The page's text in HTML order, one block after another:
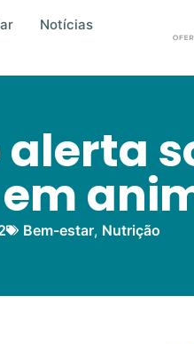
Notícias
Bem-estar, Nutrição